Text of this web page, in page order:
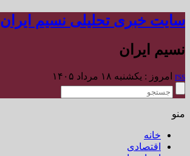
سایت خبری تحلیلی نسیم ایران
نسیم ایران
rss امروز : یکشنبه ۱۸ مرداد ۱۴۰۵
منو
خانه
اقتصادی